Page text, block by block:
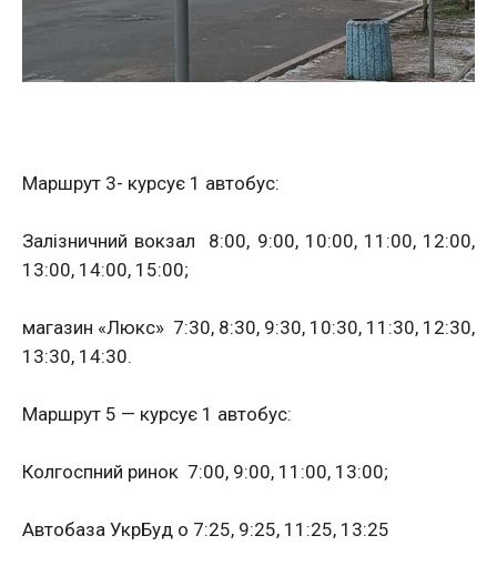
Маршрут 3- курсує 1 автобус:
Залізничний вокзал 8:00, 9:00, 10:00, 11:00, 12:00,
13:00, 14:00, 15:00;
магазин «Люкс» 7:30, 8:30, 9:30, 10:30, 11:30, 12:30,
13:30, 14:30.
Маршрут 5 — курсує 1 автобус:
Колгоспний ринок 7:00, 9:00, 11:00, 13:00;
Автобаза УкрБуд о 7:25, 9:25, 11:25, 13:25